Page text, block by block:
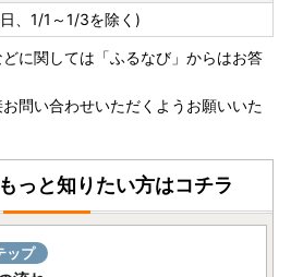
に記載されたお届け先から変更後
が着払いで発生いたします。
受取人様に着払いでご負担いただ
お届け先のご住所をご入力いただく
いた上でお申込いただきますよう
ます。
ムページ
、1/1～1/3を除く)
に関しては「ふるなび」からはお答
問い合わせいただくようお願いいた
っと知りたい方はコチラ
ップ